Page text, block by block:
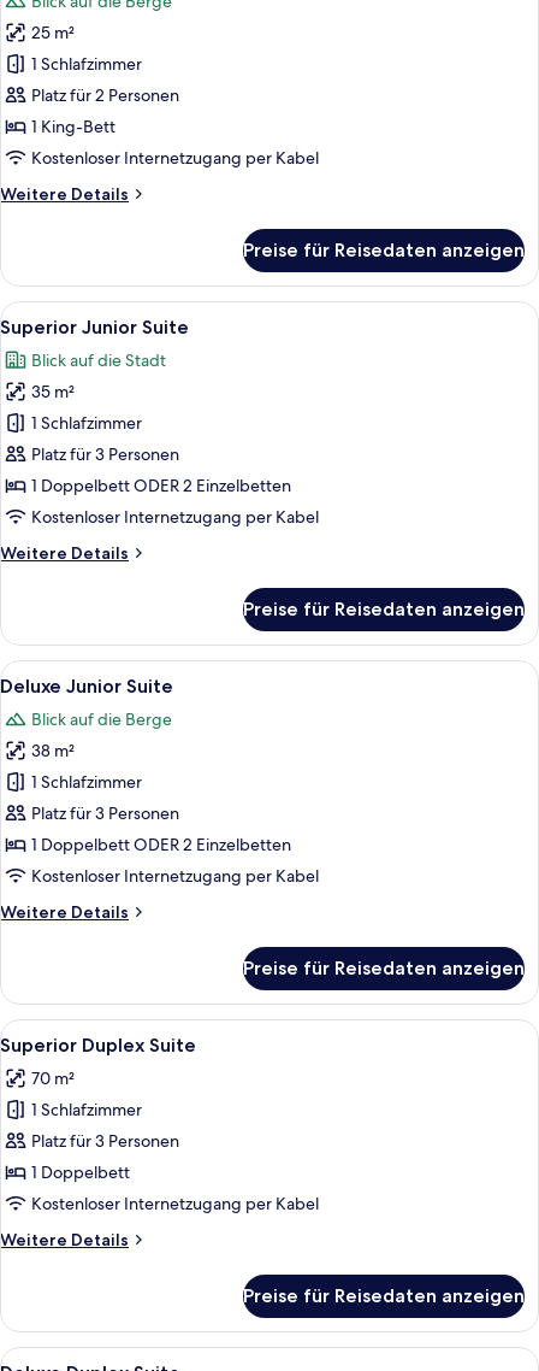
für
Deluxe-
Doppelzimmer
anzeigen
25 m²
1 Schlafzimmer
Platz für 2 Personen
1 King-Bett
Kostenloser Internetzugang per Kabel
Weitere Details
Weitere
Doppelzimmer
Preise für Reisedaten anzeigen
Alle
Fotos
für
Superior
Junior
Suite
anzeigen
Ein modernes Hotelzimmer mit
3
Superior Junior Suite
Blick auf die Stadt
35 m²
1 Schlafzimmer
Platz für 3 Personen
1 Doppelbett ODER 2 Einzelbetten
Kostenloser Internetzugang per Kabel
Weitere Details
Weitere
Junior
Suite
Preise für Reisedaten anzeigen
Alle
Fotos
für
Deluxe
Junior
Suite
anzeigen
Ein modernes Wohnzimmer mit
2
Deluxe Junior Suite
Blick auf die Berge
38 m²
1 Schlafzimmer
Platz für 3 Personen
1 Doppelbett ODER 2 Einzelbetten
Kostenloser Internetzugang per Kabel
Weitere Details
Weitere
Junior
Suite
Preise für Reisedaten anzeigen
Alle
Fotos
für
Superior
Duplex
Suite
anzeigen
Ein modernes Wohnzimmer mit
3
Superior Duplex Suite
70 m²
1 Schlafzimmer
Platz für 3 Personen
1 Doppelbett
Kostenloser Internetzugang per Kabel
Weitere Details
Weitere
Duplex
Suite
Preise für Reisedaten anzeigen
Alle
Ein modernes Wohnzimmer mit